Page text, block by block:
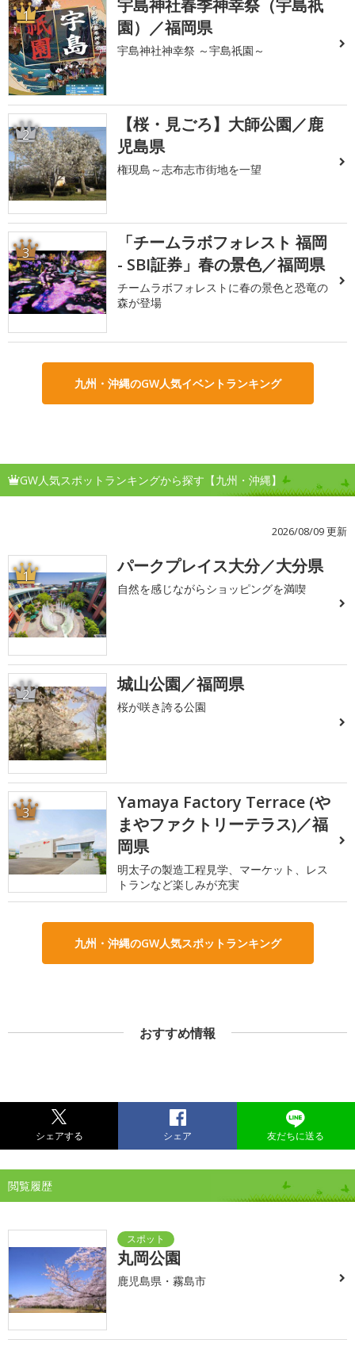
1
宇島神社春季神幸祭（宇島祇
園）／福岡県
宇島神社神幸祭 ～宇島祇園～
2
【桜・見ごろ】大師公園／鹿
児島県
権現島～志布志市街地を一望
3
「チームラボフォレスト 福岡
- SBI証券」春の景色／福岡県
チームラボフォレストに春の景色と恐竜の
森が登場
九州・沖縄のGW人気イベントランキング
GW人気スポットランキングから探す【九州・沖縄】
2026/08/09 更新
1 パークプレイス大分／大分県
自然を感じながらショッピングを満喫
2 城山公園／福岡県
桜が咲き誇る公園
3
Yamaya Factory Terrace (や
まやファクトリーテラス)／福
岡県
明太子の製造工程見学、マーケット、レス
トランなど楽しみが充実
九州・沖縄のGW人気スポットランキング
おすすめ情報
シェアする シェア 友だちに送る
閲覧履歴
丸岡公園
鹿児島県・霧島市